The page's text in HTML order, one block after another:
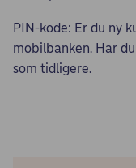
PIN-kode: Er du ny
mobilbanken. Har
som tidligere.